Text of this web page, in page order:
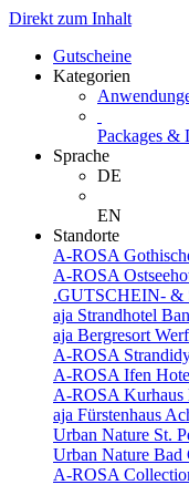
Direkt zum Inhalt
Gutscheine
Kategorien
Packages &
Sprache
DE
EN
Standorte
A-ROSA
A-ROSA
.GUTSCHEIN- &
aja Strandhotel
aja Bergresort
A-ROSA
A-ROSA Ifen
A-ROSA Kurhaus
aja Fürstenhaus
Urban Nature St.
Urban Nature Bad
A-ROSA